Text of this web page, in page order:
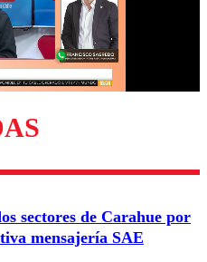
Enviar comentario
sectores de Carahue por
mensajería SAE